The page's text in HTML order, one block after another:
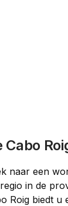
Cabo
naar een
in de
Roig biedt u